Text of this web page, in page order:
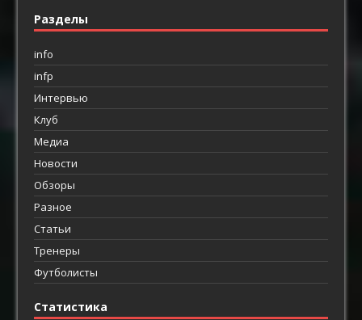
Разделы
info
infp
Интервью
Клуб
Медиа
Новости
Обзоры
Разное
Статьи
Тренеры
Футболисты
Статистика